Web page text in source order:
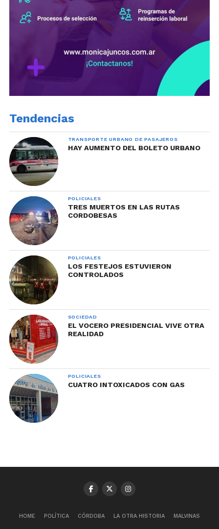
Tendencias
TRANSPORTE URBANO DE PASAJEROS
HAY AUMENTO DEL BOLETO URBANO
POLICIALES
TRES MUERTOS EN LAS RUTAS
CORDOBESAS
POLICIALES
LOS FESTEJOS ESTUVIERON
CONTROLADOS
SOCIEDAD
EL VOCERO PRESIDENCIAL VIVE OTRA
REALIDAD
POLICIALES
CUATRO INTOXICADOS CON GAS
HOME POLÍTICA CÓRDOBA LA OTRA HISTORIA MALVINAS